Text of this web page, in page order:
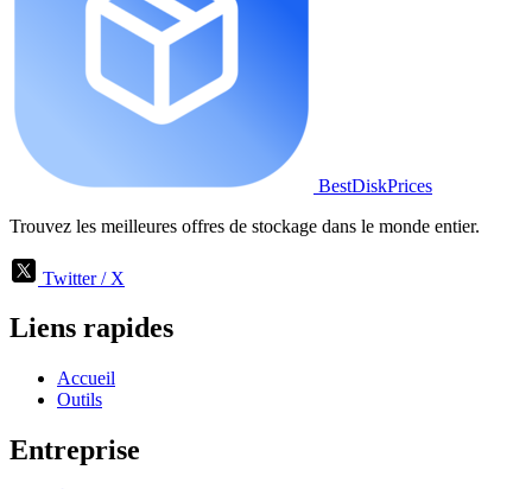
BestDiskPrices
Trouvez les meilleures offres de stockage dans le monde entier.
Twitter / X
Liens rapides
Accueil
Outils
Entreprise